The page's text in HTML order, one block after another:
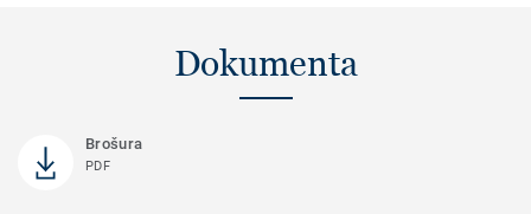
Dokumenta
Brošura
PDF